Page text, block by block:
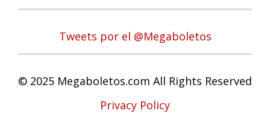
Tweets por el @Megaboletos
© 2025 Megaboletos.com All Rights Reserved
Privacy Policy